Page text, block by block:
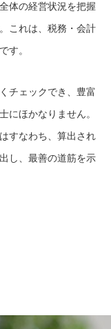
体の経営状況を把握
これは、税務・会計
す。
チェックでき、豊富
にほかなりません。
すなわち、算出され
し、最善の道筋を示